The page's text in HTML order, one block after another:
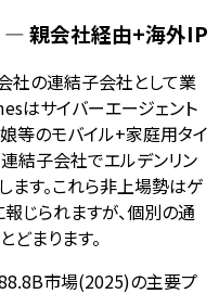
— 親会社経由+海外IP
社の連結子会社として業
はサイバーエージェント
等のモバイル+家庭用タイ
結子会社でエルデンリン
ます。これら非上場勢はゲ
じられますが、個別の通
まります。
市場(2025)の主要プ